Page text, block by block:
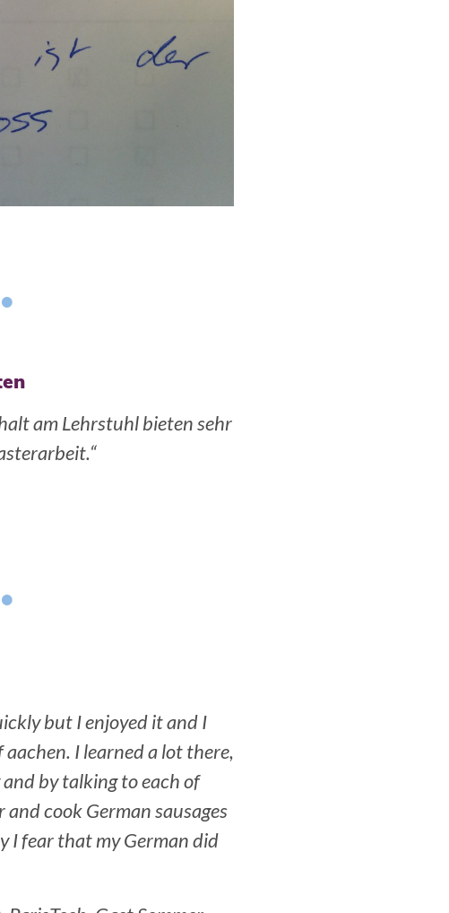
•
Vorbereitung am OR
GmbH.
•
but I enjoyed it and I
aachen. I learned a lot there,
by talking to each of
cook German sausages
I fear that my German did